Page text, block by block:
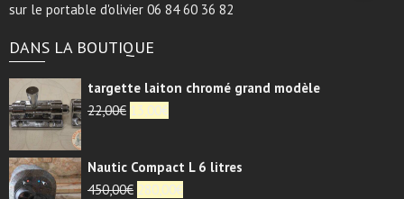
sur le portable d'olivier 06 84 60 36 82
DANS LA BOUTIQUE
targette laiton chromé grand modèle
22,00€ Le
était :
22,00€.
13,00€Le
est :
13,00€.
Nautic Compact L 6 litres
450,00€ Le
280,00€Le